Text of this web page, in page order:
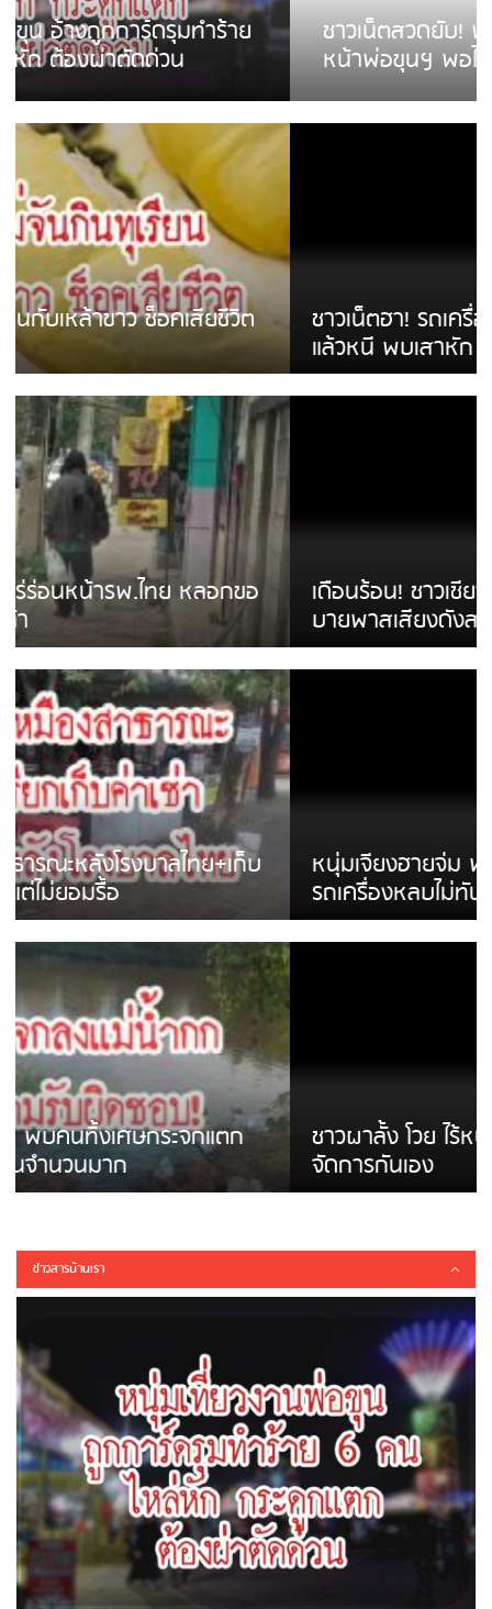
ชาวเน็ตสวดยับ! พบพม่าเร่ขายพวงมาลัย
หน้าพ่อขุนฯ พอไม่ซื้อเดินตาม
ชาวเน็ตฮา! รถเครื่องแม่สายชนป้ายร้านโลงศพ
แล้วหนี พบเสาหัก เบรคหัก หวิดได้ใช้บริการ
เดือนร้อน! ชาวเชียงรายบ่นรถ Isuzu สีขาวซิ่ง
บายพาสเสียงดังสร้างความรำคาญ
หนุ่มเจียงฮายจ่ม พบถังน้ำดื่มตกกลางถนน
รถเครื่องหลบไม่ทันล้มบาดเจ็บ
ชาวผาลั้ง โวย ไร้หน่วยงานดูแล ดินสไลด์ ต้อง
จัดการกันเอง
ข่าวสารบ้านเรา